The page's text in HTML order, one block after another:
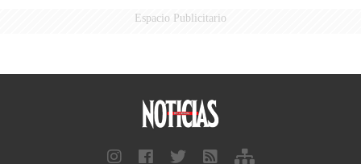
Espacio Publicitario